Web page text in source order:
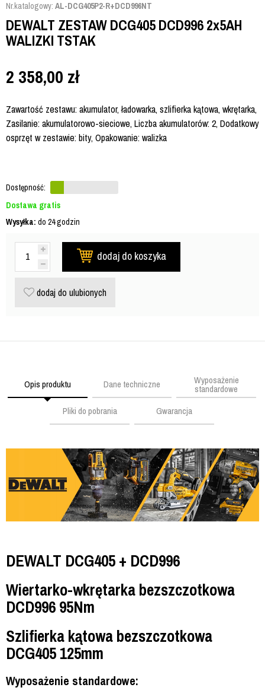
Nr.katalogowy: AL-DCG405P2-R+DCD996NT
DEWALT ZESTAW DCG405 DCD996 2x5AH
WALIZKI TSTAK
2 358,00 zł
Zawartość zestawu: akumulator, ładowarka, szlifierka kątowa, wkrętarka,
Zasilanie: akumulatorowo-sieciowe, Liczba akumulatorów: 2, Dodatkowy
osprzęt w zestawie: bity, Opakowanie: walizka
Dostępność:
Dostawa gratis
Wysyłka: do 24 godzin
dodaj do koszyka
dodaj do ulubionych
Opis produktu Dane techniczne Wyposażenie
standardowe
Pliki do pobrania
Gwarancja
DEWALT DCG405 + DCD996
Wiertarko-wkrętarka bezszczotkowa
DCD996 95Nm
Szlifierka kątowa bezszczotkowa
DCG405 125mm
Wyposażenie standardowe: